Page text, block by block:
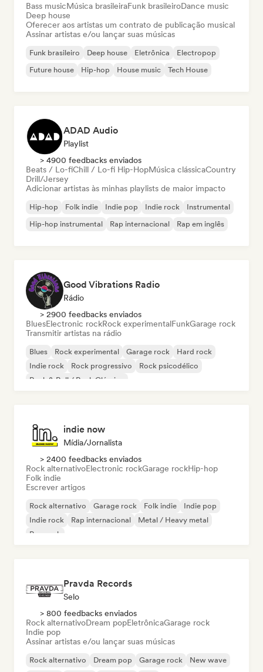
Bass musicMúsica brasileiraFunk brasileiroDance music
Deep house
Oferecer aos artistas um contrato de publicação musical
Assinar artistas e/ou lançar suas músicas
Funk brasileiro Deep house Eletrônica
Electropop
Future house
Hip-hop House music Tech House
ADAD Audio
Playlist
> 4900 feedbacks enviados
Beats / Lo-fiChill / Lo-fi Hip-HopMúsica clássicaCountry
Drill/Jersey
Adicionar artistas às minhas playlists de maior impacto
Hip-hop Folk indie Indie pop Indie rock
Instrumental
Hip-hop instrumental
Rap internacional Rap em inglês
Good Vibrations Radio
Rádio
> 2900 feedbacks enviados
BluesElectronic rockRock experimentalFunkGarage rock
Transmitir artistas na rádio
Blues Rock experimental Garage rock
Hard rock
Indie rock
Rock progressivo
Rock psicodélico
Rock & Roll / Rock Clássico
indie now
Mídia/Jornalista
> 2400 feedbacks enviados
Rock alternativoElectronic rockGarage rockHip-hop
Folk indie
Escrever artigos
Rock alternativo Garage rock Folk indie
Indie pop
Indie rock
Rap internacional
Metal / Heavy metal
Pop rock
Pravda Records
Selo
> 800 feedbacks enviados
Rock alternativoDream popEletrônicaGarage rock
Indie pop
Assinar artistas e/ou lançar suas músicas
Rock alternativo Dream pop Garage rock
New wave